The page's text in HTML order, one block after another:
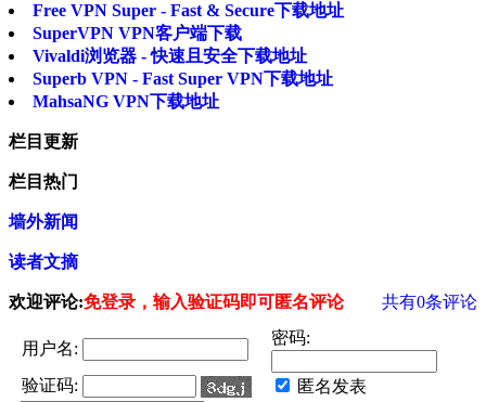
Free VPN Super - Fast & Secure下载地址
SuperVPN VPN客户端下载
Vivaldi浏览器 - 快速且安全下载地址
Superb VPN - Fast Super VPN下载地址
MahsaNG VPN下载地址
栏目更新
栏目热门
墙外新闻
读者文摘
欢迎评论:免登录，输入验证码即可匿名评论 共有0条评论
用户名:
密码:
验证码: 匿名发表